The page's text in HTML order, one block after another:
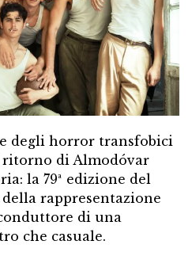
degli horror transfobici
di Almodóvar
la 79ª edizione del
rappresentazione
di una
che casuale.